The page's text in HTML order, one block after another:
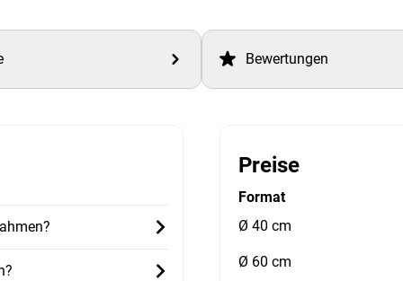
Bewertungen
Preise
Format
Ø 40 cm
Ø 60 cm